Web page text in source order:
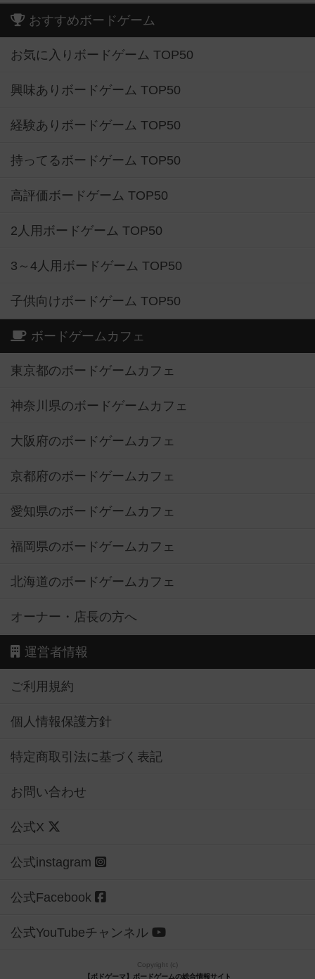
おすすめボードゲーム
お気に入りボードゲーム TOP50
興味ありボードゲーム TOP50
経験ありボードゲーム TOP50
持ってるボードゲーム TOP50
高評価ボードゲーム TOP50
2人用ボードゲーム TOP50
3～4人用ボードゲーム TOP50
子供向けボードゲーム TOP50
ボードゲームカフェ
東京都のボードゲームカフェ
神奈川県のボードゲームカフェ
大阪府のボードゲームカフェ
京都府のボードゲームカフェ
愛知県のボードゲームカフェ
福岡県のボードゲームカフェ
北海道のボードゲームカフェ
オーナー・店長の方へ
運営者情報
ご利用規約
個人情報保護方針
特定商取引法に基づく表記
お問い合わせ
公式X
公式instagram
公式Facebook
公式YouTubeチャンネル
Copyright (c)
【ボドゲーマ】ボードゲームの総合情報サイト